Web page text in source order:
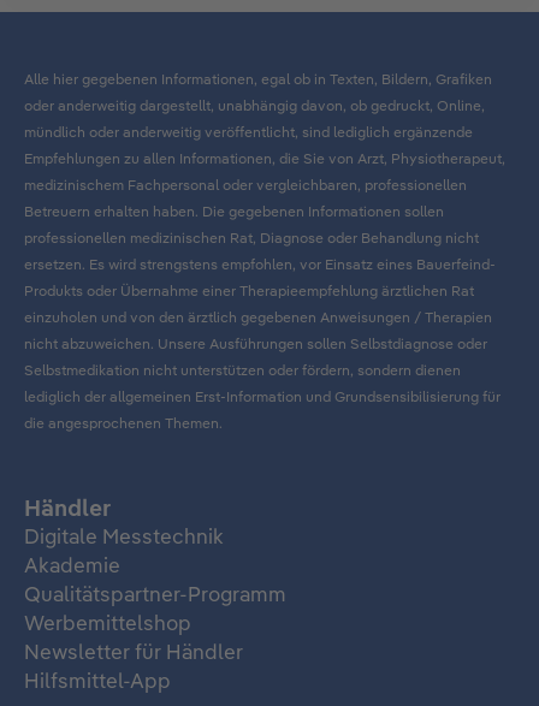
Alle hier gegebenen Informationen, egal ob in Texten, Bildern, Grafiken
oder anderweitig dargestellt, unabhängig davon, ob gedruckt, Online,
mündlich oder anderweitig veröffentlicht, sind lediglich ergänzende
Empfehlungen zu allen Informationen, die Sie von Arzt, Physiotherapeut,
medizinischem Fachpersonal oder vergleichbaren, professionellen
Betreuern erhalten haben. Die gegebenen Informationen sollen
professionellen medizinischen Rat, Diagnose oder Behandlung nicht
ersetzen. Es wird strengstens empfohlen, vor Einsatz eines Bauerfeind-
Produkts oder Übernahme einer Therapieempfehlung ärztlichen Rat
einzuholen und von den ärztlich gegebenen Anweisungen / Therapien
nicht abzuweichen. Unsere Ausführungen sollen Selbstdiagnose oder
Selbstmedikation nicht unterstützen oder fördern, sondern dienen
lediglich der allgemeinen Erst-Information und Grundsensibilisierung für
die angesprochenen Themen.
Händler
Digitale Messtechnik
Akademie
Qualitätspartner-Programm
Werbemittelshop
Newsletter für Händler
Hilfsmittel-App